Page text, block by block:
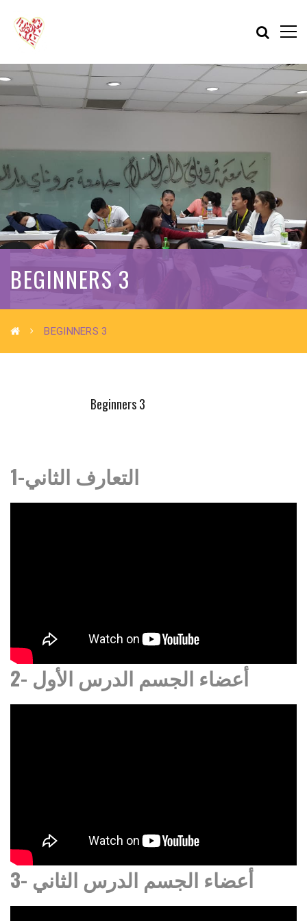
BEGINNERS 3
BEGINNERS 3
Beginners 3
1-التعارف الثاني
2- أعضاء الجسم الدرس الأول
3- أعضاء الجسم الدرس الثاني